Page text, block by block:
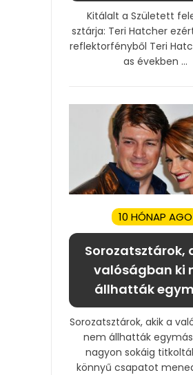
Kitálalt a Született
sztárja: Teri Hatcher
reflektorfényből Teri
as években ...
10 HÓNAP AGO
Sorozatsztárok,
valóságban ki
állhatták
Sorozatsztárok, akik a
nem állhatták
nagyon sokáig
könnyű csapatot